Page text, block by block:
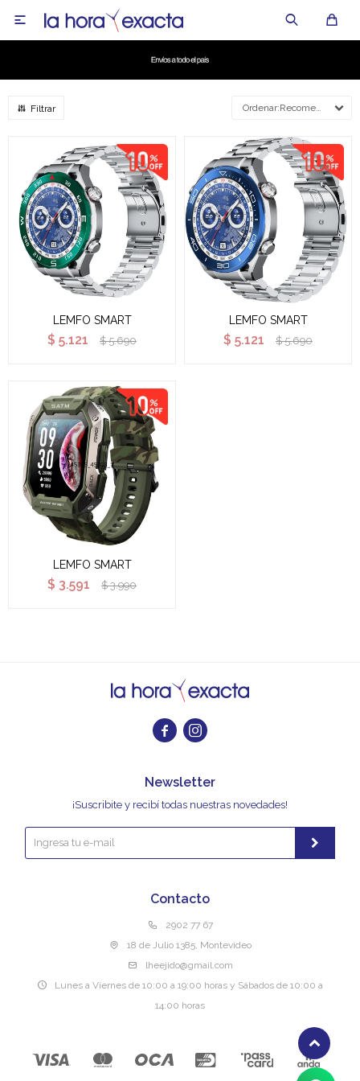

Recomendados
LEMFO SMART
$ 5.121 $ 5.690
LEMFO SMART
$ 5.121 $ 5.690
LEMFO SMART
$ 3.591 $ 3.990
 
Contacto
2902 77 67
18 de Julio 1385, Montevideo
lheejido@gmail.com
Lunes a Viernes de 10:00 a 19:00 horas y Sábados de 10:00 a
14:00 horas
Newsletter
¡Suscribite y recibí todas nuestras novedades!